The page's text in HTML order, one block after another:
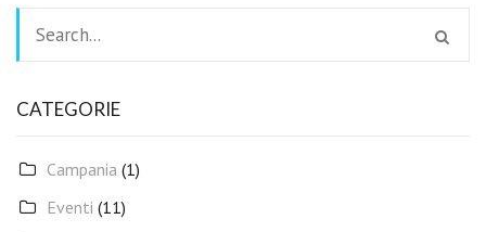
CATEGORIE
Campania (1)
Eventi (11)